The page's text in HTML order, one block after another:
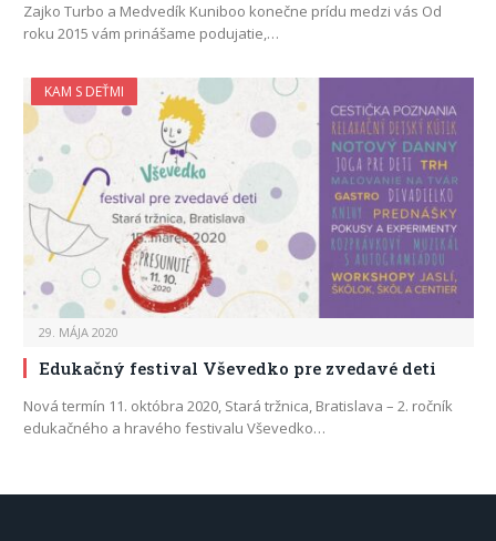
Zajko Turbo a Medvedík Kuniboo konečne prídu medzi vás Od
roku 2015 vám prinášame podujatie,…
KAM S DEŤMI
29. MÁJA 2020
Edukačný festival Vševedko pre zvedavé deti
Nová termín 11. októbra 2020, Stará tržnica, Bratislava – 2. ročník
edukačného a hravého festivalu Vševedko…